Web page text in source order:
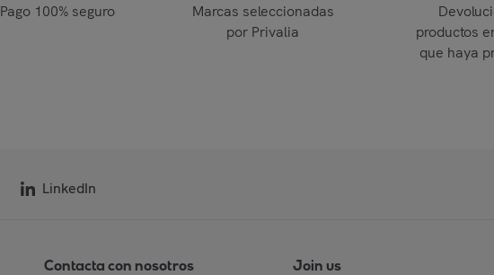
Pago 100% seguro
Marcas seleccionadas
por Privalia
productos
que haya
LinkedIn
Contacta con nosotros Join us